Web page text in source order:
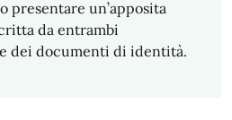
presentare un’apposita
da entrambi
dei documenti di identità.